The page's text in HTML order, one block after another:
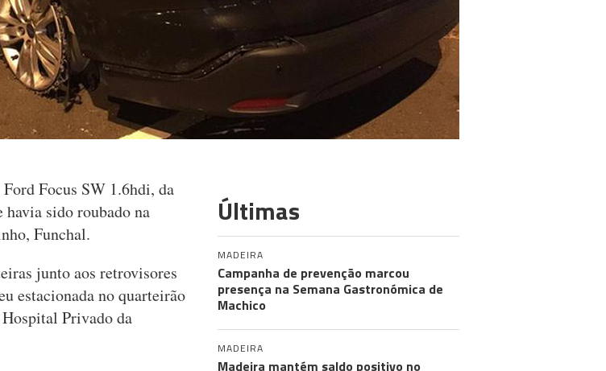
Focus SW 1.6hdi, da
sido roubado na
Funchal.
junto aos retrovisores
estacionada no quarteirão
Privado da
Últimas
MADEIRA
Campanha de prevenção marcou
presença na Semana Gastronómica de
Machico
MADEIRA
Madeira mantém saldo positivo no